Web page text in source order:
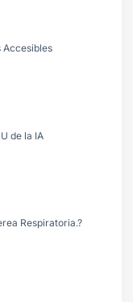
Accesibles
de la IA
Respiratoria.?